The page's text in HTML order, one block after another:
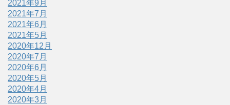
2021年9月
2021年7月
2021年6月
2021年5月
2020年12月
2020年7月
2020年6月
2020年5月
2020年4月
2020年3月